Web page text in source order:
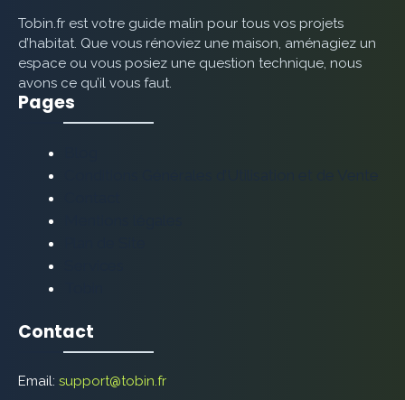
Tobin.fr est votre guide malin pour tous vos projets
d’habitat. Que vous rénoviez une maison, aménagiez un
espace ou vous posiez une question technique, nous
avons ce qu’il vous faut.
Pages
Contact
Email: support@tobin.fr